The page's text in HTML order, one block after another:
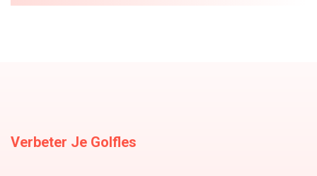
gevangenis in Texas
Verbeter Je Golfles